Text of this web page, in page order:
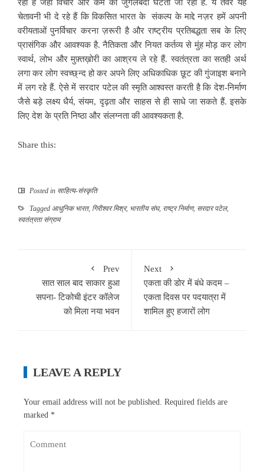
रही हैं जहां विचार और कर्म की जुगलबंदी घटती जा रही है. ये तेवर यह
चेतावनी भी दे रहे हैं कि विकसित भारत के संकल्प के माद्दे नज़र हमें अपनी
वरीयताओं पुनर्विचार करना ज़रूरी है और राष्ट्रीय प्रतिबद्धता सब के लिए
प्रासंगिक और आवश्यक है. नैतिकता और नियत कर्तव्य से मुंह मोड़ कर लोग
स्वार्थ, लोभ और मुफ़्तख़ोरी का आश्रय ले रहे हैं. स्वतंत्रता का सतही अर्थ
लगा कर लोग स्वच्छ्न्द हो कर अपने लिए अधिकाधिक छूट की गुंजाइश बनाने
में लग रहे हैं. ऐसे में सरदार पटेल की स्मृति आश्वस्त करती है कि देश-निर्माण
जैसे बड़े लक्ष्य धैर्य, संयम, दृढ़ता और साहस से ही साधे जा सकते हैं. इसके
लिए देश के प्रति निष्ठा और संलग्नता की आवश्यकता है.
Share this:
Posted in साहित्‍य-संस्कृति
Tagged आधुनिक भारत, गिरीश्वर मिश्र, भारतीय संघ, राष्ट्र निर्माण, सरदार पटेल,
स्वतंत्रता संग्राम
Prev
सात साल बाद साकार हुआ
सपना- टिकोची इंटर कॉलेज
को मिला नया भवन
Next
एकता की डोर में बंधे कदम –
एकता दिवस पर पदयात्रा में
शामिल हुए हजारों लोग
LEAVE A REPLY
Your email address will not be published. Required fields are
marked *